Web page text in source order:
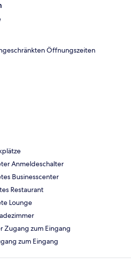
Öffnungszeiten
Anmeldeschalter
Businesscenter
Restaurant
Lounge
Zugang zum Eingang
zum Eingang